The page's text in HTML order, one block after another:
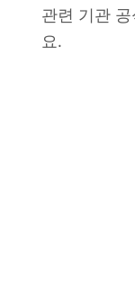
관련 기관
요.